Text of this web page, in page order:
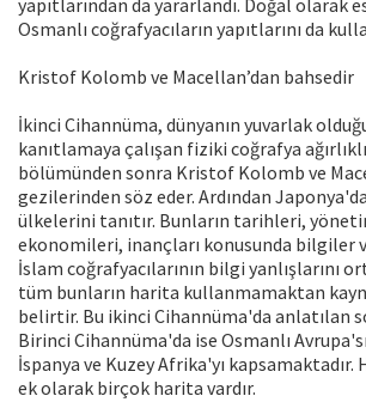
yapıtlarından da yararlandı. Doğal olarak
Osmanlı coğrafyacıların yapıtlarını da
Kristof Kolomb ve Macellan’dan bahsedir
İkinci Cihannüma, dünyanın yuvarlak
kanıtlamaya çalışan fiziki coğrafya
bölümünden sonra Kristof Kolomb ve
gezilerinden söz eder. Ardından
ülkelerini tanıtır. Bunların tarihleri,
ekonomileri, inançları konusunda bilgiler
İslam coğrafyacılarının bilgi yanlışlarını
tüm bunların harita kullanmamaktan
belirtir. Bu ikinci Cihannüma'da anlatılan
Birinci Cihannüma'da ise Osmanlı
İspanya ve Kuzey Afrika'yı kapsamaktadır.
ek olarak birçok harita vardır.